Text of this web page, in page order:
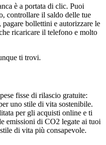
è a portata di clic. Puoi
controllare il saldo delle tue
bollettini e autorizzare le
ricaricare il telefono e molto
ti trovi.
fisse di rilascio gratuite:
uno stile di vita sostenibile.
per gli acquisti online e ti
emissioni di CO2 legate ai tuoi
di vita più consapevole.